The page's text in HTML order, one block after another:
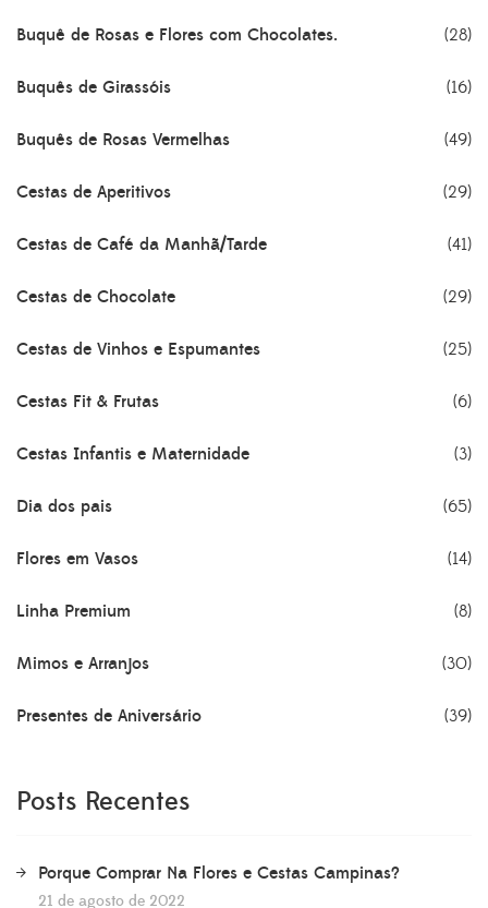
Buquê de Rosas e Flores com Chocolates. (28)
Buquês de Girassóis (16)
Buquês de Rosas Vermelhas (49)
Cestas de Aperitivos (29)
Cestas de Café da Manhã/Tarde (41)
Cestas de Chocolate (29)
Cestas de Vinhos e Espumantes (25)
Cestas Fit & Frutas (6)
Cestas Infantis e Maternidade (3)
Dia dos pais (65)
Flores em Vasos (14)
Linha Premium (8)
Mimos e Arranjos (30)
Presentes de Aniversário (39)
Posts Recentes
Porque Comprar Na Flores e Cestas Campinas?
21 de agosto de 2022